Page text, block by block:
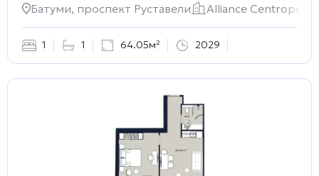
Батуми, проспект Руставели
Alliance Centropolis
1 1 64.05м² 2029